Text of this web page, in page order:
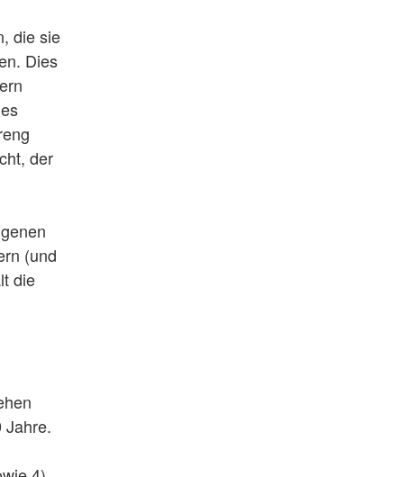
die sie
Dies
der
(und
die
Jahre.